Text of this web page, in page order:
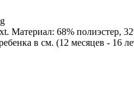
Материал: 68% полиэстер,
в см. (12 месяцев - 16